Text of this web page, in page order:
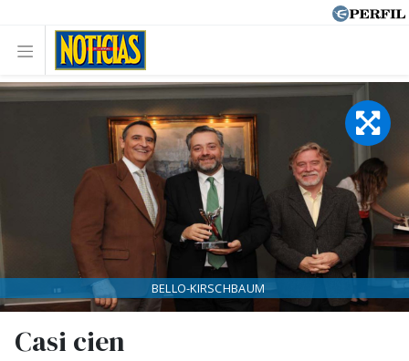
Casi cien
BELLO-KIRSCHBAUM